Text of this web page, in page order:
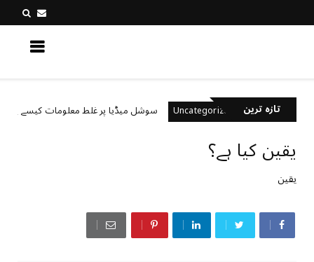
تازہ ترین
Uncategorized سوشل میڈیا پر غلط معلومات کیسے پہچانیں؟
یقین کیا ہے؟
یقین